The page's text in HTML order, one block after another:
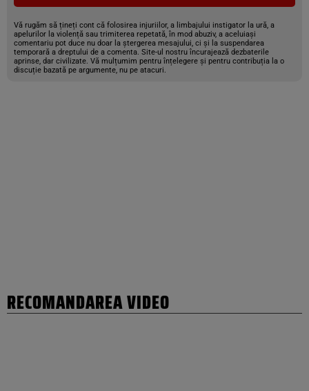
Vă rugăm să țineți cont că folosirea injuriilor, a limbajului instigator la ură, a
apelurilor la violență sau trimiterea repetată, în mod abuziv, a aceluiași
comentariu pot duce nu doar la ștergerea mesajului, ci și la suspendarea
temporară a dreptului de a comenta. Site-ul nostru încurajează dezbaterile
aprinse, dar civilizate. Vă mulțumim pentru înțelegere și pentru contribuția la o
discuție bazată pe argumente, nu pe atacuri.
RECOMANDAREA VIDEO